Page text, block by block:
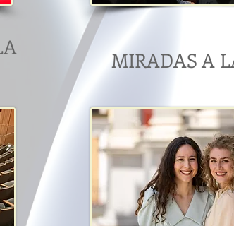
MIRADAS A